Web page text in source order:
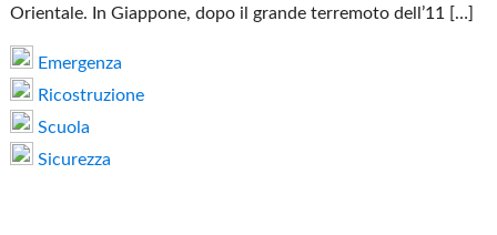
Orientale. In Giappone, dopo il grande terremoto dell’11 […]
Emergenza
Ricostruzione
Scuola
Sicurezza